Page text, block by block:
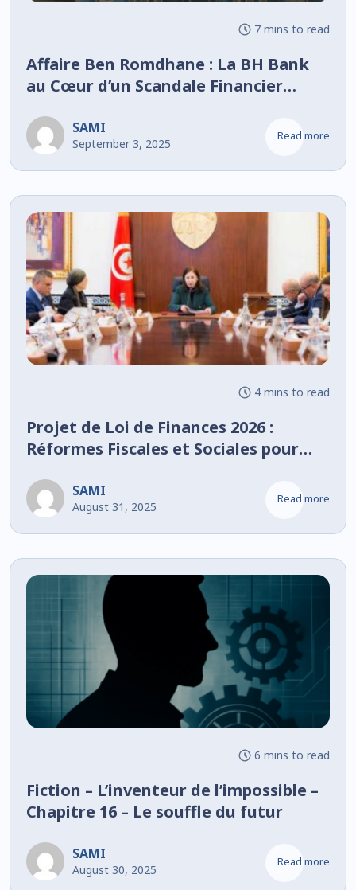
7 mins to read
Affaire Ben Romdhane : La BH Bank
au Cœur d’un Scandale Financier
SAMI
September 3, 2025
Read more
4 mins to read
Projet de Loi de Finances 2026 :
Réformes Fiscales et Sociales pour
SAMI
August 31, 2025
Read more
6 mins to read
Fiction – L’inventeur de l’impossible –
Chapitre 16 – Le souffle du futur
SAMI
August 30, 2025
Read more